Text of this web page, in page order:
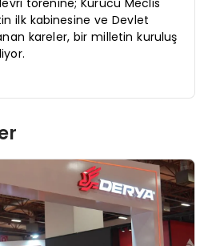
törenine; Kurucu Meclis
ilk kabinesine ve Devlet
kareler, bir milletin kuruluş